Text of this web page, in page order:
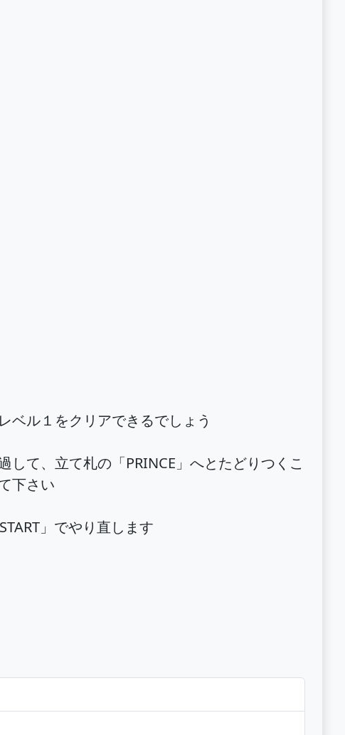
ベル１をクリアできるでしょう
て、立て札の「PRINCE」へとたどりつくこ
下さい
」でやり直します